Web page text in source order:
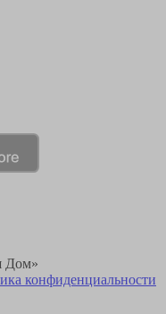
Дом»
конфиденциальности